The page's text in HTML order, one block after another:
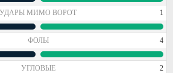
УДАРЫ МИМО ВОРОТ 1
ФОЛЫ 4
УГЛОВЫЕ 2